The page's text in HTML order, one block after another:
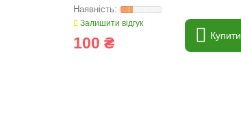
Залишити відгук
100 ₴ Купити